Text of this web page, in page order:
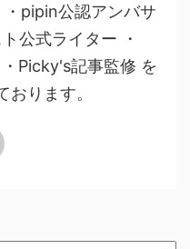
・pipin公認アンバサ
公式ライター ・
Picky's記事監修 を
おります。